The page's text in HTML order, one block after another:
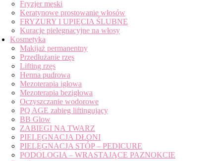
Fryzjer męski
Keratynowe prostowanie włosów
FRYZURY I UPIĘCIA ŚLUBNE
Kuracje pielęgnacyjne na włosy
Kosmetyka
Makijaż permanentny
Przedłużanie rzęs
Lifting rzęs
Henna pudrowa
Mezoterapia igłowa
Mezoterapia bezigłowa
Oczyszczanie wodorowe
PQ AGE zabieg liftingujący
BB Glow
ZABIEGI NA TWARZ
PIELĘGNACJA DŁONI
PIELĘGNACJA STÓP – PEDICURE
PODOLOGIA – WRASTAJĄCE PAZNOKCIE